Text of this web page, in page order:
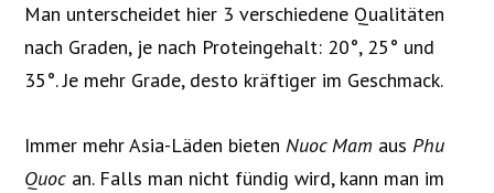
Man unterscheidet hier 3 verschiedene Qualitäten
nach Graden, je nach Proteingehalt: 20°, 25° und
35°. Je mehr Grade, desto kräftiger im Geschmack.
Immer mehr Asia-Läden bietenNuoc Mam ausPhu
Quoc an. Falls man nicht fündig wird, kann man im